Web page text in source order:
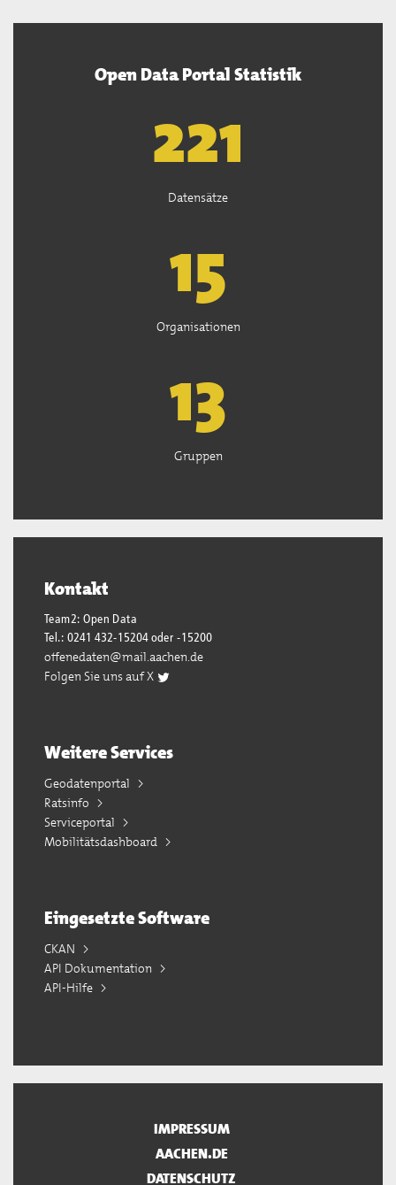
Open Data Portal Statistik
222
Datensätze
15
Organisationen
13
Gruppen
Kontakt
Team2: Open Data
Tel.: 0241 432-15204 oder -15200
offenedaten@mail.aachen.de
Folgen Sie uns auf X
Weitere Services
Geodatenportal
Ratsinfo
Serviceportal
Mobilitätsdashboard
Eingesetzte Software
CKAN
API Dokumentation
API-Hilfe
IMPRESSUM
AACHEN.DE
DATENSCHUTZ